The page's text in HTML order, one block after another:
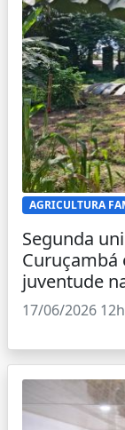
AGRICULTURA
Segunda
Curuçambá
juventude
17/06/2026